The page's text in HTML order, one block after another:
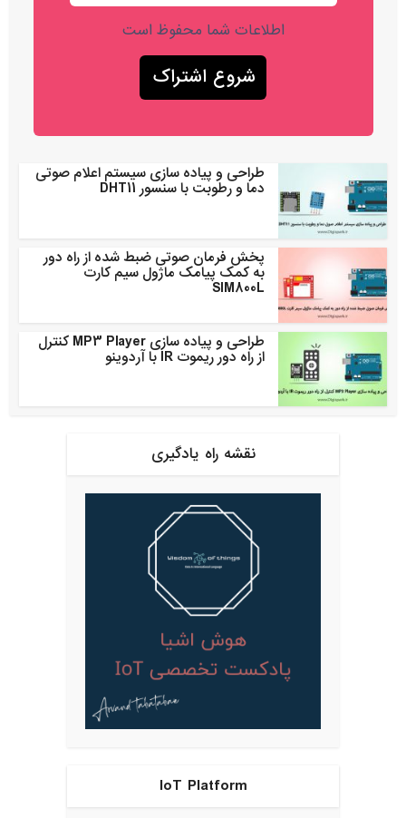
اطلاعات شما محفوظ است
طراحی و پیاده سازی سیستم اعلام صوتی
دما و رطوبت با سنسور DHT11
پخش فرمان صوتی ضبط شده از راه دور
به کمک پیامک ماژول سیم کارت
SIM800L
طراحی و پیاده سازی MP3 Player کنترل
از راه دور ریموت IR با آردوینو
نقشه راه یادگیری
IoT Platform